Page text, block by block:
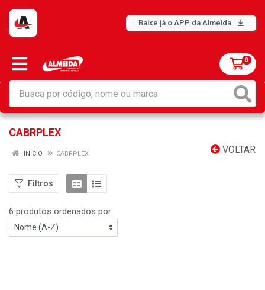
Baixe já o APP da Almeida
0
CABRPLEX
VOLTAR
INÍCIO CABRPLEX
Filtros
6 produtos ordenados por: